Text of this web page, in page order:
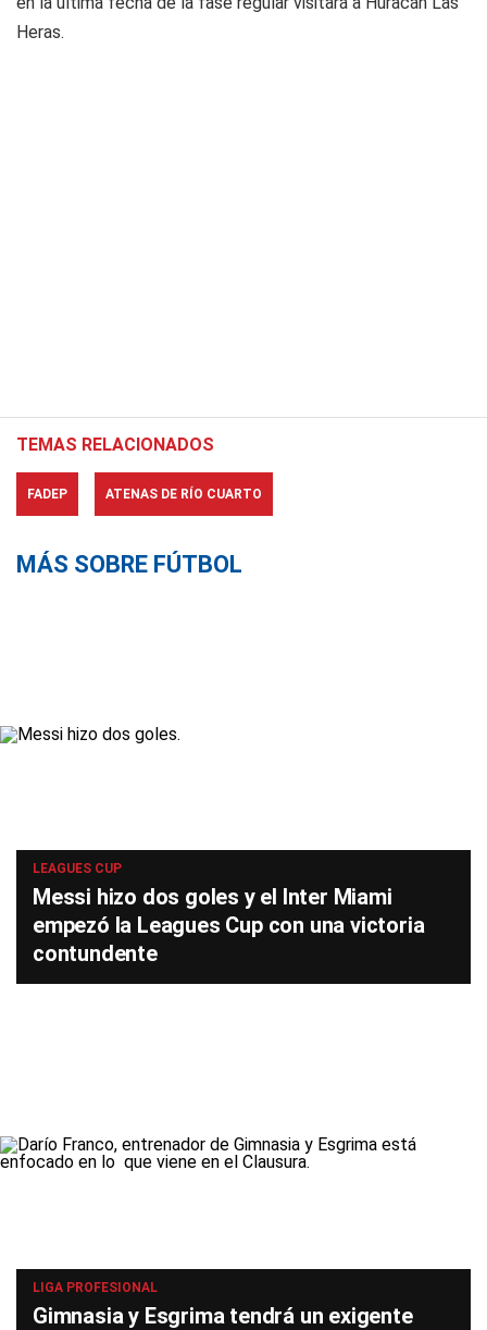
Heras.
TEMAS RELACIONADOS
FADEP ATENAS DE RÍO CUARTO
MÁS SOBRE FÚTBOL
LEAGUES CUP
Messi hizo dos goles y el Inter Miami
empezó la Leagues Cup con una victoria
contundente
LIGA PROFESIONAL
Gimnasia y Esgrima tendrá un exigente